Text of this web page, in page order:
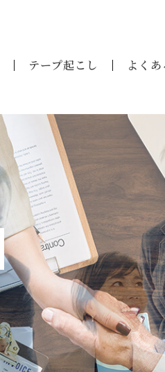
テープ起こし よく